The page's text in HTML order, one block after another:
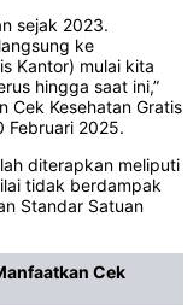
sejak 2023.
ke
Kantor) mulai kita
hingga saat ini,”
Cek Kesehatan Gratis
Februari 2025.
diterapkan meliputi
tidak berdampak
Standar Satuan
Cek